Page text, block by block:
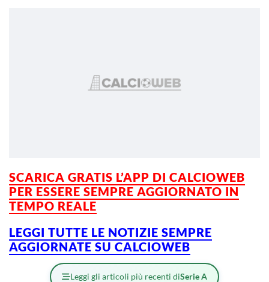
SCARICA GRATIS L’APP DI CALCIOWEB
PER ESSERE SEMPRE AGGIORNATO IN
TEMPO REALE
LEGGI TUTTE LE NOTIZIE SEMPRE
AGGIORNATE SU CALCIOWEB
Leggi gli articoli più recenti diSerie A